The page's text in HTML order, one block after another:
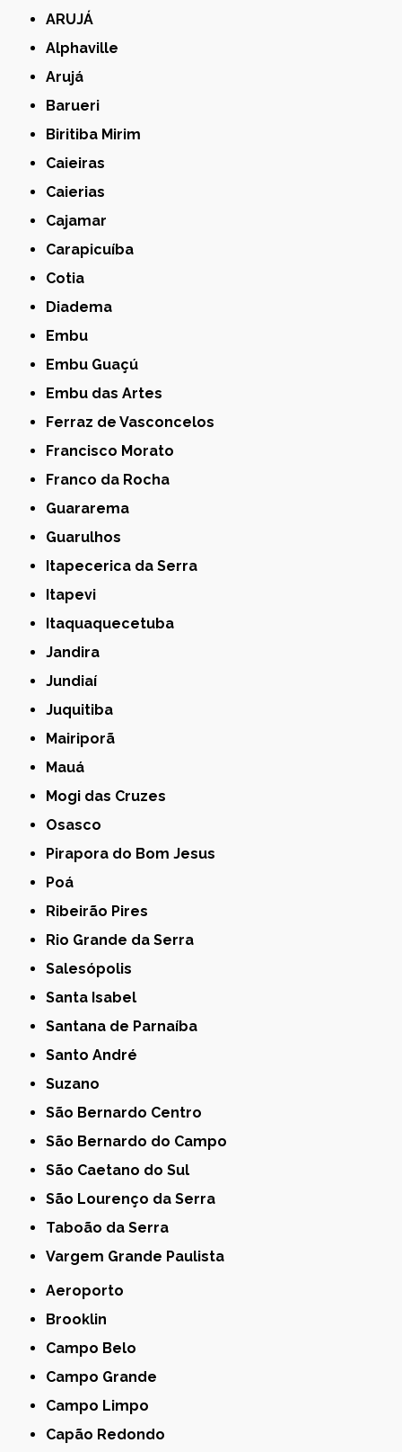
ARUJÁ
Alphaville
Arujá
Barueri
Biritiba Mirim
Caieiras
Caierias
Cajamar
Carapicuíba
Cotia
Diadema
Embu
Embu Guaçú
Embu das Artes
Ferraz de Vasconcelos
Francisco Morato
Franco da Rocha
Guararema
Guarulhos
Itapecerica da Serra
Itapevi
Itaquaquecetuba
Jandira
Jundiaí
Juquitiba
Mairiporã
Mauá
Mogi das Cruzes
Osasco
Pirapora do Bom Jesus
Poá
Ribeirão Pires
Rio Grande da Serra
Salesópolis
Santa Isabel
Santana de Parnaíba
Santo André
Suzano
São Bernardo Centro
São Bernardo do Campo
São Caetano do Sul
São Lourenço da Serra
Taboão da Serra
Vargem Grande Paulista
Aeroporto
Brooklin
Campo Belo
Campo Grande
Campo Limpo
Capão Redondo